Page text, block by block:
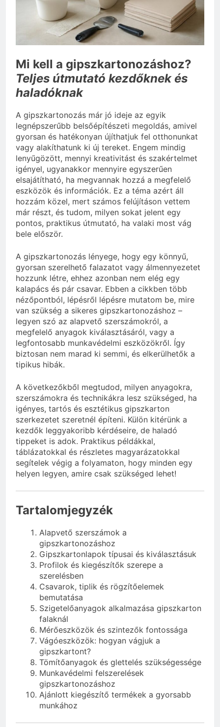
vérnyomás?
3 Nap Ezelőtt
Mi kell a gipszkartonozáshoz?
Teljes útmutató kezdőknek és
haladóknak
A gipszkartonozás már jó ideje az egyik
legnépszerűbb belsőépítészeti megoldás, amivel
gyorsan és hatékonyan újíthatjuk fel otthonunkat
vagy alakíthatunk ki új tereket. Engem mindig
lenyűgözött, mennyi kreativitást és szakértelmet
igényel, ugyanakkor mennyire egyszerűen
elsajátítható, ha megvannak hozzá a megfelelő
eszközök és információk. Ez a téma azért áll
hozzám közel, mert számos felújításon vettem
már részt, és tudom, milyen sokat jelent egy
pontos, praktikus útmutató, ha valaki most vág
bele először.
A gipszkartonozás lényege, hogy egy könnyű,
gyorsan szerelhető falazatot vagy álmennyezetet
hozzunk létre, ehhez azonban nem elég egy
kalapács és pár csavar. Ebben a cikkben több
nézőpontból, lépésről lépésre mutatom be, mire
van szükség a sikeres gipszkartonozáshoz –
legyen szó az alapvető szerszámokról, a
megfelelő anyagok kiválasztásáról, vagy a
legfontosabb munkavédelmi eszközökről. Így
biztosan nem marad ki semmi, és elkerülhetők a
tipikus hibák.
A következőkből megtudod, milyen anyagokra,
szerszámokra és technikákra lesz szükséged, ha
igényes, tartós és esztétikus gipszkarton
szerkezetet szeretnél építeni. Külön kitérünk a
kezdők leggyakoribb kérdéseire, de haladó
tippeket is adok. Praktikus példákkal,
táblázatokkal és részletes magyarázatokkal
segítelek végig a folyamaton, hogy minden egy
helyen legyen, amire csak szükséged lehet!
Tartalomjegyzék
Alapvető szerszámok a
gipszkartonozáshoz
Gipszkartonlapok típusai és kiválasztásuk
Profilok és kiegészítők szerepe a
szerelésben
Csavarok, tiplik és rögzítőelemek
bemutatása
Szigetelőanyagok alkalmazása gipszkarton
falaknál
Mérőeszközök és szintezők fontossága
Vágóeszközök: hogyan vágjuk a
gipszkartont?
Tömítőanyagok és glettelés szükségessége
Munkavédelmi felszerelések
gipszkartonozáshoz
Ajánlott kiegészítő termékek a gyorsabb
munkához